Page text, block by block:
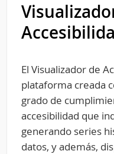
El Visualizador de
plataforma creada
grado de
accesibilidad que
generando series
datos, y además,